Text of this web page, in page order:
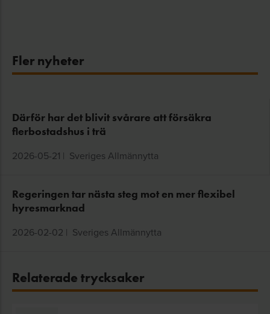
Fler nyheter
Därför har det blivit svårare att försäkra
flerbostadshus i trä
2026-05-21 | Sveriges Allmännytta
Regeringen tar nästa steg mot en mer flexibel
hyresmarknad
2026-02-02 | Sveriges Allmännytta
Relaterade trycksaker